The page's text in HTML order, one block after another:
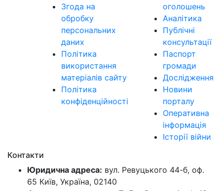
Згода на
обробку
персональних
даних
Політика
використання
матеріалів сайту
Політика
конфіденційності
оголошень
Аналітика
Публічні
консультації
Паспорт
громади
Дослідження
Новини
порталу
Оперативна
інформація
Історії війни
Контакти
Юридична адреса: вул. Ревуцького 44-б, оф.
65 Київ, Україна, 02140